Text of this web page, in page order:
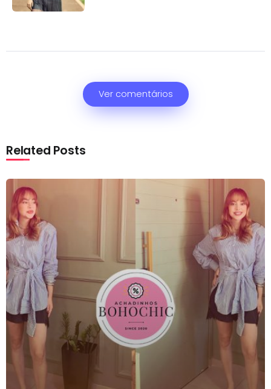
Ver comentários
Related Posts